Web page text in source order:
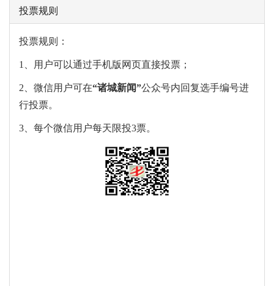
投票规则
投票规则：
1、用户可以通过手机版网页直接投票；
2、微信用户可在“诸城新闻”公众号内回复选手编号进
行投票。
3、每个微信用户每天限投3票。